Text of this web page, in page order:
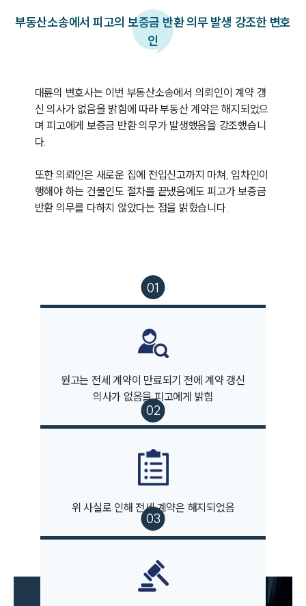
AI대륜
업무사례
사례분석/최신동향
법률정보
법률지식인
고객후기
업무분야
건설부 업무
부동산전문변호사
소식/자료
공지사항
법률 블로그
법률서식
뉴스레터/브로슈어
대륜법률상담예약
대륜법률상담예약
부동산소송에서 피고의 보증금 반환 의무 발생 강조한 변호
인
대륜의 변호사는 이번 부동산소송에서 의뢰인이 계약 갱
신 의사가 없음을 밝힘에 따라 부동산 계약은 해지되었으
며 피고에게 보증금 반환 의무가 발생했음을 강조했습니
다.
또한 의뢰인은 새로운 집에 전입신고까지 마쳐, 임차인이
행해야 하는 건물인도 절차를 끝냈음에도 피고가 보증금
반환 의무를 다하지 않았다는 점을 밝혔습니다.
원고는 전세 계약이 만료되기 전에 계약 갱신
의사가 없음을 피고에게 밝힘
위 사실로 인해 전세 계약은 해지되었음